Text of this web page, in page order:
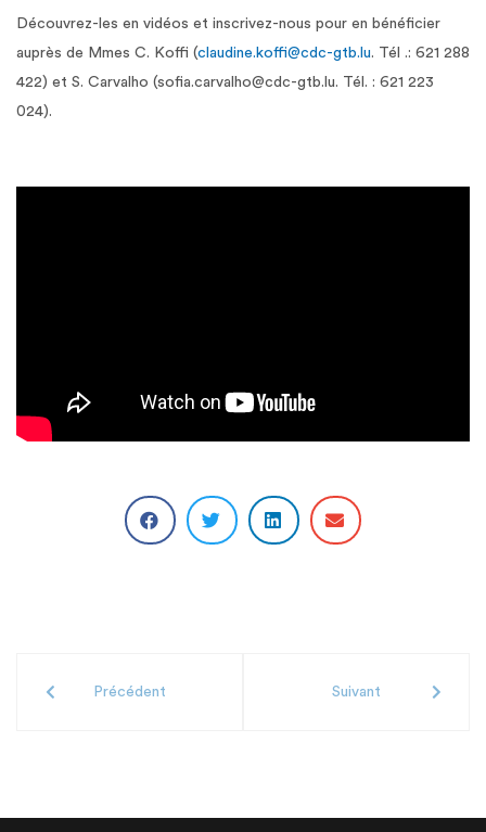
Découvrez-les en vidéos et inscrivez-nous pour en bénéficier
auprès de Mmes C. Koffi (claudine.koffi@cdc-gtb.lu. Tél .: 621 288
422) et S. Carvalho (sofia.carvalho@cdc-gtb.lu. Tél. : 621 223
024).
Précédent Suivant